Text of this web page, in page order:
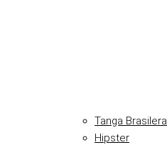
Tanga Brasilera
Hipster